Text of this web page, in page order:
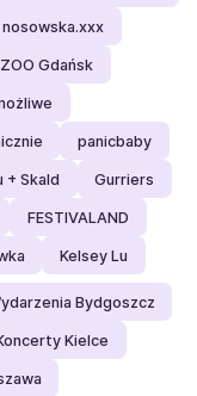
nosowska.xxx
ZOO Gdańsk
panicbaby
+ Skald Gurriers
FESTIVALAND
Kelsey Lu
Bydgoszcz
Kielce